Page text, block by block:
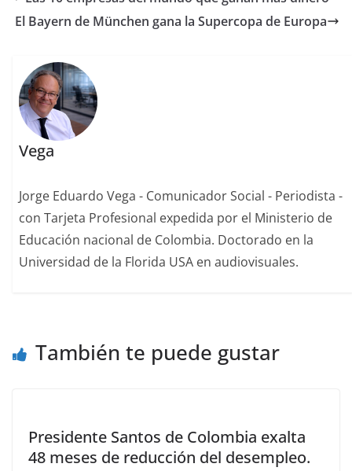
El Bayern de München gana la Supercopa de Europa
Vega
Jorge Eduardo Vega - Comunicador Social - Periodista -
con Tarjeta Profesional expedida por el Ministerio de
Educación nacional de Colombia. Doctorado en la
Universidad de la Florida USA en audiovisuales.
También te puede gustar
Presidente Santos de Colombia exalta
48 meses de reducción del desempleo.